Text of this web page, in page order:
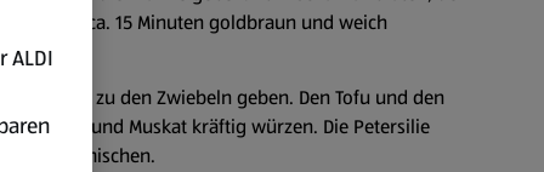
Hitze ca. 15 Minuten goldbraun und weich
und zu den Zwiebeln geben. Den Tofu und den
Pfeffer und Muskat kräftig würzen. Die Petersilie
Masse mischen.
ALDI